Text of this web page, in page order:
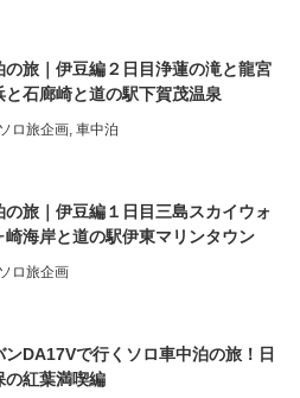
の旅｜伊豆編２日目浄蓮の滝と龍宮
と石廊崎と道の駅下賀茂温泉
ソロ旅企画 車中泊
の旅｜伊豆編１日目三島スカイウォ
崎海岸と道の駅伊東マリンタウン
ソロ旅企画
ンDA17Vで行くソロ車中泊の旅！日
の紅葉満喫編